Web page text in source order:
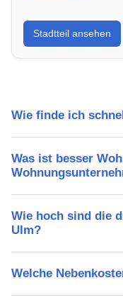
Erfahre mehr über
Lebensqualität,
Stadtteil ansehen
Wie finde ich
Was ist besser
Wie hoch sind die
Ulm?
Welche